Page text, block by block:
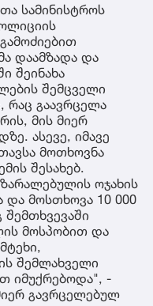
სამინისტროს
დაამზადა და
შეინახა
შემცველი
რაც გაავრცელა
მის მიერ
ასევე, იმავე
მოთხოვნა
შესახებ.
ოჯახის
და მოსთხოვა 10 000
მოსპობით და
შემლახველი
იმუქრებოდა", -
გავრცელებულ